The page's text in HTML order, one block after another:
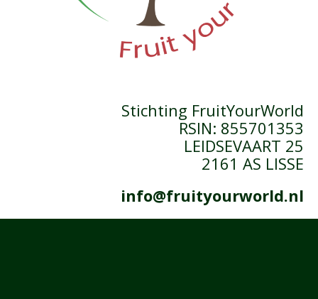
Stichting FruitYourWorld
RSIN: 855701353
LEIDSEVAART 25
2161 AS LISSE
info@fruityourworld.nl